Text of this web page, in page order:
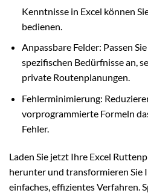
Kenntnisse in Excel können
bedienen.
Anpassbare Felder: Passen
spezifischen Bedürfnisse an,
private Routenplanungen.
Fehlerminimierung:
vorprogrammierte Formeln
Fehler.
Laden Sie jetzt Ihre Excel
herunter und transformieren Sie
einfaches, effizientes Verfahren.